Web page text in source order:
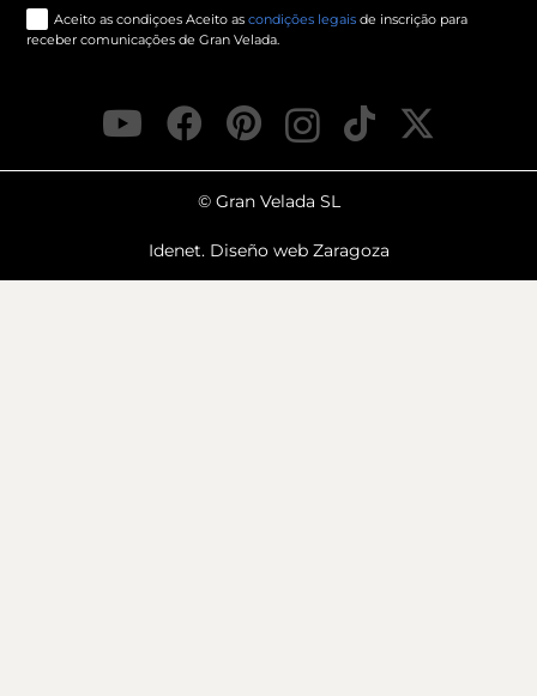
Aceito as condiçoes Aceito as condições legais de inscrição para
receber comunicações de Gran Velada.
© Gran Velada SL
Idenet. Diseño web Zaragoza